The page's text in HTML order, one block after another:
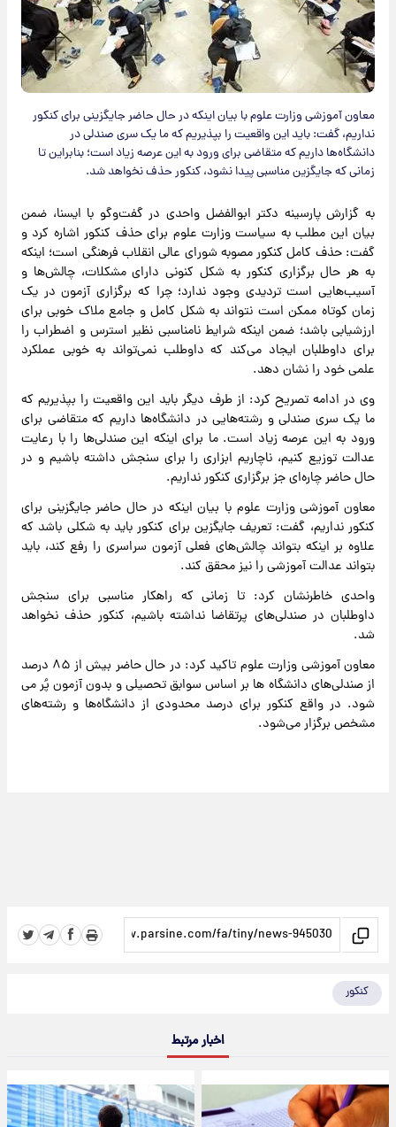
معاون آموزشی وزارت علوم با بیان اینکه در حال حاضر جایگزینی برای کنکور
نداریم، گفت: باید این واقعیت را بپذیریم که ما یک سری صندلی در
دانشگاه‌ها داریم که متقاضی برای ورود به این عرصه زیاد است؛ بنابراین تا
زمانی که جایگزین مناسبی پیدا نشود، کنکور حذف نخواهد شد.
به گزارش پارسینه دکتر ابوالفضل واحدی در گفت‌وگو با ایسنا، ضمن
بیان این مطلب به سیاست وزارت علوم برای حذف کنکور اشاره کرد و
گفت: حذف کامل کنکور مصوبه شورای عالی انقلاب فرهنگی است؛ اینکه
به هر حال برگزاری کنکور به شکل کنونی دارای مشکلات، چالش‌ها و
آسیب‌هایی است تردیدی وجود ندارد؛ چرا که برگزاری آزمون در یک
زمان کوتاه ممکن است نتواند به شکل کامل و جامع ملاک خوبی برای
ارزشیابی باشد؛ ضمن اینکه شرایط نامناسبی نظیر استرس و اضطراب را
برای داوطلبان ایجاد می‌کند که داوطلب نمی‌تواند به خوبی عملکرد
علمی خود را نشان دهد.
وی در ادامه تصریح کرد: از طرف دیگر باید این واقعیت را بپذیریم که
ما یک سری صندلی و رشته‌هایی در دانشگاه‌ها داریم که متقاضی برای
ورود به این عرصه زیاد است. ما برای اینکه این صندلی‌ها را با رعایت
عدالت توزیع کنیم، ناچاریم ابزاری را برای سنجش داشته باشیم و در
حال حاضر چاره‌ای جز برگزاری کنکور نداریم.
معاون آموزشی وزارت علوم با بیان اینکه در حال حاضر جایگزینی برای
کنکور نداریم، گفت: تعریف جایگزین برای کنکور باید به شکلی باشد که
علاوه بر اینکه بتواند چالش‌های فعلی آزمون سراسری را رفع کند، باید
بتواند عدالت آموزشی را نیز محقق کند.
واحدی خاطرنشان کرد: تا زمانی که راهکار مناسبی برای سنجش
داوطلبان در صندلی‌های پرتقاضا نداشته باشیم، کنکور حذف نخواهد
شد.
معاون آموزشی وزارت علوم تاکید کرد: در حال حاضر بیش از ۸۵ درصد
از صندلی‌های دانشگاه ها بر اساس سوابق تحصیلی و بدون آزمون پُر می
شود. در واقع کنکور برای درصد محدودی از دانشگاه‌ها و رشته‌های
مشخص برگزار می‌شود.
کنکور
اخبار مرتبط